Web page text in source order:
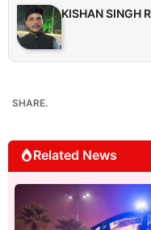
KISHAN SINGH
SHARE.
Related News